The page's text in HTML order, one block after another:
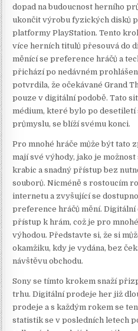
dopad na budoucnost herního
ukončit výrobu fyzických disků
platformy PlayStation. Tento
více herních titulů přesouvá do
měnící se preference hráčů a
přichází po nedávném
potvrdila, že očekávané Grand
pouze v digitální podobě. Tato
médium, které bylo po
průmyslu, se blíží svému konci.
Pro mnohé hráče může být tato
mají své výhody, jako je
krabic a snadný přístup bez
souborů. Nicméně s rostoucím
internetu a zvyšující se
preference hráčů mění.
přístup k hrám, což je pro
výhodou. Představte si, že si
okamžiku, kdy je vydána, bez
návštěvu obchodu.
Sony se tímto krokem snaží
trhu. Digitální prodeje her již
prodeje a s každým rokem se
statistik se v posledních letech